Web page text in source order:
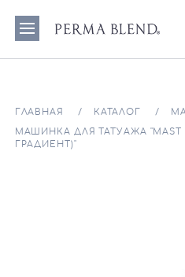
ГЛАВНАЯ КАТАЛОГ
МАШИНКА ДЛЯ ТАТУАЖА "MAST
ГРАДИЕНТ)"